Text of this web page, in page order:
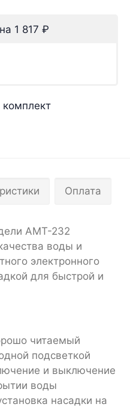
на 1 817 ₽
Оплата
AMT-232
воды и
электронного
для быстрой и
читаемый
подсветкой
и выключение
воды
насадки на